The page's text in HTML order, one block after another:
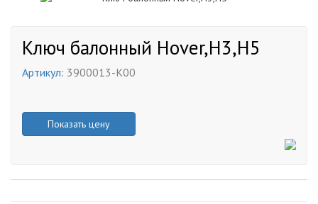
Ключ балонный Hover,H3,H5
Артикул: 3900013-K00
Показать цену